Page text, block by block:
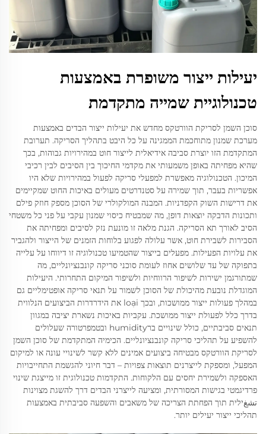
יעילות ייצור משופרת באמצעות
טכנולוגיית שמייה מתקדמת
סוכן השמן לסריקת הוורטקס מחדש את יעילות ייצור הבדים באמצעות
מערכת שמנון מתוחכמת הממגינה על כל היבט בתהליך הסריקה. תערובת
המתקדמת הזו יוצרת סביבה אידיאלית לייצור חוט במהירויות גבוהות, בכך
שהיא מפחיתה באופן משמעותי את מקדמי החיכוך בין הסיבים לבין רכיבי
המיכון. הטכנולוגיה מאפשרת למפעלי סריקה לפעול במהירויות שלא היו
אפשריות בעבר, תוך שמירה על סטנדרטים מעולים באיכות החוט שמקיימים
את דרישות השוק הקפדניות. המבנה המולקולרי של הסוכן מספק חוזק פילם
ותכונות הדבקה יוצאות דופן, מה שמבטיח כיסוי שמנון עקבי על פני כל משטחי
הסיב לאורך תא הסריקה. הגנת מלאה זו מונעת נזק לסיבים ומפחיתה את
הסבירות לשבירת חוט, אשר עלולה לפגוע בלוחות הזמנים של הייצור ולהגביר
את עלויות הפעילות. מפעלים בייצור שהטמיעו טכנולוגיה זו דיווחו על עלייה
בתפוקה של עד שלושים אחוז לעומת סוכני סריקה קונבנציונליים, מה
שמתורגמן ישירות לשיפור הרווחיות ולשיפור המיקום התחרותי. היעילות
המוגדלת נובעת מהיכולת של הסוכן לשמור על תנאי סריקה אופטימליים גם
במהלך פעולות ייצור ממושכות, ובכך loại את הידרדרות הביצועים הנלווית
בדרך כלל לפעולת ייצור ממושכת. עקביות באיכות נשארת יציבה במגוון
תנאים סביבתיים, כולל שינויים ברhumidity ובטמפרטורה שעלולים
להשפיע על תהליכי סריקה קונבנציונליים. הכימיה המתקדמת של סוכן השמן
לסריקת הוורטקס מבטיחה ביצועים אמינים ללא קשר לשינויי עונה או למיקום
המפעל, ומספקת לייצרנים תוצאות צפויות – דבר חיוני להגשמת התחייבויות
האספקה ולשמירת יחסים עם הלקוחות. התקדמות טכנולוגית זו מייצגת שינוי
פרדיגמטי בגישות המסורתית, ומציעה לייצרני הבדים דרך להשגת מצוינות
تشغילית תוך הפחתת הצריכה של משאבים והשפעה סביבתית באמצעות
תהליכי ייצור יעילים יותר.